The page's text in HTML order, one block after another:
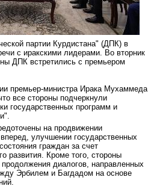
партии Курдистана" (ДПК) в
с иракскими лидерами. Во вторник
ДПК встретились с премьером
премьер-министра Ирака Мухаммеда
все стороны подчеркнули
государственных программ и
на продвижении
улучшении государственных
граждан за счет
развития. Кроме того, стороны
диалогов, направленных
Эрбилем и Багдадом на основе